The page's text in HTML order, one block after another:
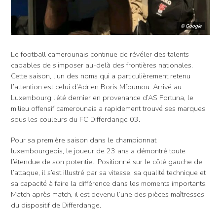
© Google
Le football camerounais continue de révéler des talents
capables de s’imposer au-delà des frontières nationales.
Cette saison, l’un des noms qui a particulièrement retenu
l’attention est celui d’Adrien Boris Mfoumou. Arrivé au
Luxembourg l’été dernier en provenance d’AS Fortuna, le
milieu offensif camerounais a rapidement trouvé ses marques
sous les couleurs du FC Differdange 03.
Pour sa première saison dans le championnat
luxembourgeois, le joueur de 23 ans a démontré toute
l’étendue de son potentiel. Positionné sur le côté gauche de
l’attaque, il s’est illustré par sa vitesse, sa qualité technique et
sa capacité à faire la différence dans les moments importants.
Match après match, il est devenu l’une des pièces maîtresses
du dispositif de Differdange.